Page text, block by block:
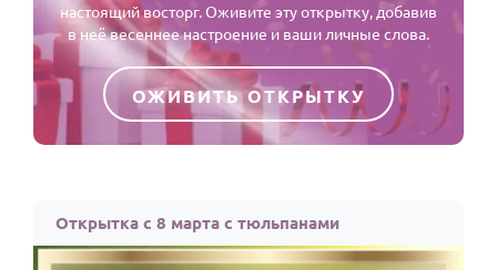
настоящий восторг. Оживите эту открытку, добавив
в неё весеннее настроение и ваши личные слова.
ОЖИВИТЬ ОТКРЫТКУ
Открытка с 8 марта с тюльпанами